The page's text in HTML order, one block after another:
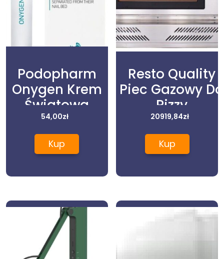
Podopharm
Onygen Krem
Światowa
Innowacja 20
ml
54,00zł
Kup
Resto Quality
Piec Gazowy Do
Pizzy
9X30 Gasr9
(Rg9)
20919,84zł
Kup